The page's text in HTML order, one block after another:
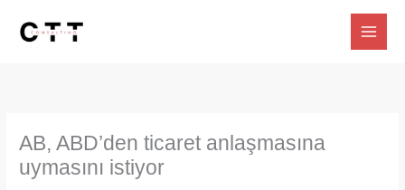
AB, ABD’den ticaret anlaşmasına
uymasını istiyor